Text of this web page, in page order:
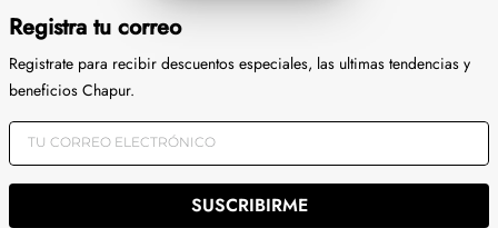
Registra tu correo
Registrate para recibir descuentos especiales, las ultimas tendencias y
beneficios Chapur.
SUSCRIBIRME